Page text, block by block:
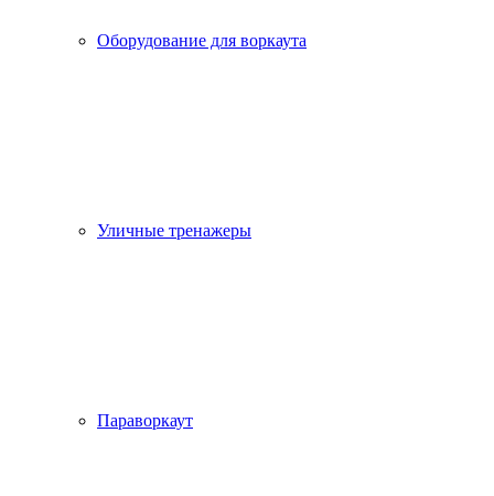
Оборудование для воркаута
Уличные тренажеры
Параворкаут